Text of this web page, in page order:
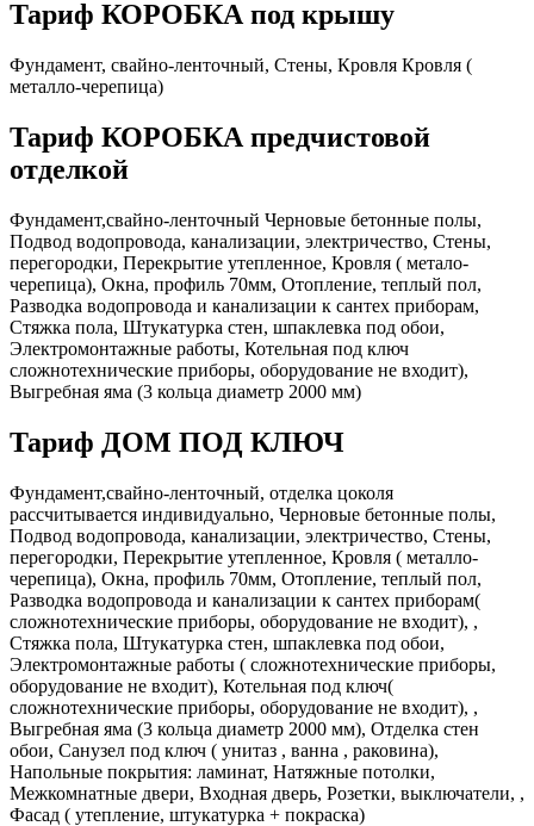
Тариф КОРОБКА под крышу
Фундамент, свайно-ленточный, Стены, Кровля Кровля (
металло-черепица)
Тариф КОРОБКА предчистовой
отделкой
Фундамент,свайно-ленточный Черновые бетонные полы,
Подвод водопровода, канализации, электричество, Стены,
перегородки, Перекрытие утепленное, Кровля ( метало-
черепица), Окна, профиль 70мм, Отопление, теплый пол,
Разводка водопровода и канализации к сантех приборам,
Стяжка пола, Штукатурка стен, шпаклевка под обои,
Электромонтажные работы, Котельная под ключ
сложнотехнические приборы, оборудование не входит),
Выгребная яма (3 кольца диаметр 2000 мм)
Тариф ДОМ ПОД КЛЮЧ
Фундамент,свайно-ленточный, отделка цоколя
рассчитывается индивидуально, Черновые бетонные полы,
Подвод водопровода, канализации, электричество, Стены,
перегородки, Перекрытие утепленное, Кровля ( металло-
черепица), Окна, профиль 70мм, Отопление, теплый пол,
Разводка водопровода и канализации к сантех приборам(
сложнотехнические приборы, оборудование не входит), ,
Стяжка пола, Штукатурка стен, шпаклевка под обои,
Электромонтажные работы ( сложнотехнические приборы,
оборудование не входит), Котельная под ключ(
сложнотехнические приборы, оборудование не входит), ,
Выгребная яма (3 кольца диаметр 2000 мм), Отделка стен
обои, Санузел под ключ ( унитаз , ванна , раковина),
Напольные покрытия: ламинат, Натяжные потолки,
Межкомнатные двери, Входная дверь, Розетки, выключатели, ,
Фасад ( утепление, штукатурка + покраска)